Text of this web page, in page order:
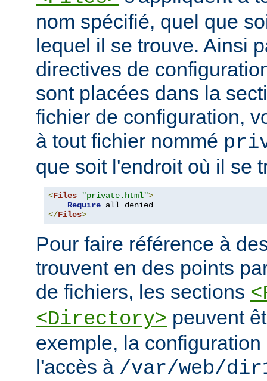
nom spécifié, quel que
lequel il se trouve. Ainsi
directives de
sont placées dans la
fichier de configuration,
à tout fichier nommé
que soit l'endroit où il se
<Files "private.html">
Require
</Files>
Pour faire référence à
trouvent en des points
de fichiers, les sections
<Directory> peuvent
exemple, la
l'accès à /var/web/